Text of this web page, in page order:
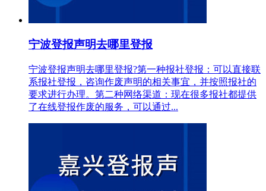
宁波登报声明去哪里登报
宁波登报声明去哪里登报?第一种报社登报：可以直接联
系报社登报，咨询作废声明的相关事宜，并按照报社的
要求进行办理。第二种网络渠道：现在很多报社都提供
了在线登报作废的服务，可以通过...